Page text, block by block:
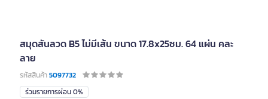
สมุดสันลวด B5 ไม่มีเส้น ขนาด 17.8x25ซม. 64 แผ่น คละ
ลาย
รหัสสินค้า5097732
ร่วมรายการผ่อน 0%